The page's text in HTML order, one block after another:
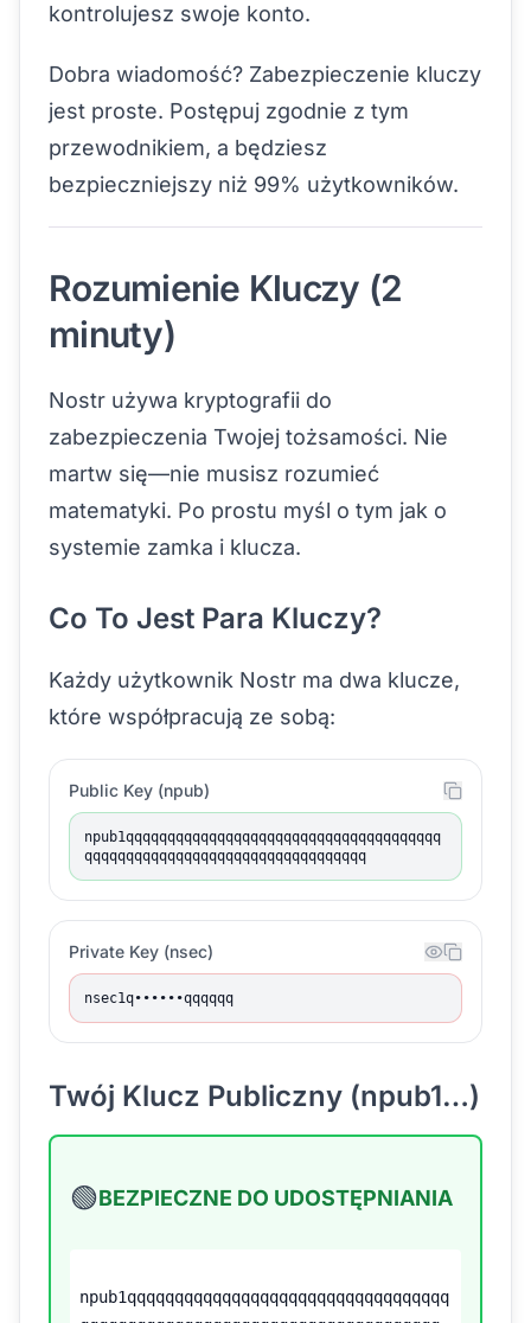
kontrolujesz swoje konto.
Dobra wiadomość? Zabezpieczenie kluczy
jest proste. Postępuj zgodnie z tym
przewodnikiem, a będziesz
bezpieczniejszy niż 99% użytkowników.
Rozumienie Kluczy (2
minuty)
Nostr używa kryptografii do
zabezpieczenia Twojej tożsamości. Nie
martw się—nie musisz rozumieć
matematyki. Po prostu myśl o tym jak o
systemie zamka i klucza.
Co To Jest Para Kluczy?
Każdy użytkownik Nostr ma dwa klucze,
które współpracują ze sobą:
Public Key (npub)
npub1qqqqqqqqqqqqqqqqqqqqqqqqqqqqqqqqqqqqqq
qqqqqqqqqqqqqqqqqqqqqqqqqqqqqqqqqq
Private Key (nsec)
nsec1q••••••qqqqqq
Twój Klucz Publiczny (npub1…)
🟢BEZPIECZNE DO UDOSTĘPNIANIA
npub1qqqqqqqqqqqqqqqqqqqqqqqqqqqqqqqqqq